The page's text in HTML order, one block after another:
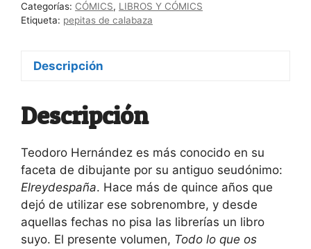
Categorías: CÓMICS, LIBROS Y CÓMICS
Etiqueta: pepitas de calabaza
Descripción
Descripción
Teodoro Hernández es más conocido en su
faceta de dibujante por su antiguo seudónimo:
Elreydespaña. Hace más de quince años que
dejó de utilizar ese sobrenombre, y desde
aquellas fechas no pisa las librerías un libro
suyo. El presente volumen, Todo lo que os